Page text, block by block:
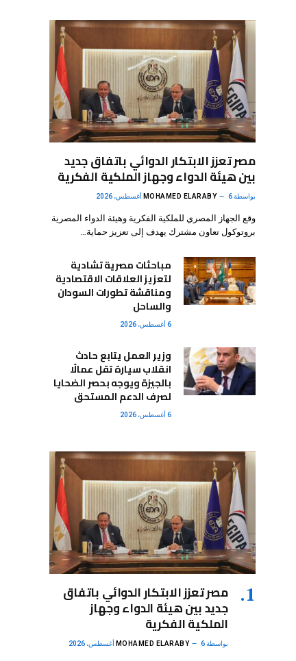
مصر تعزز الابتكار الدوائي باتفاق جديد
بين هيئة الدواء وجهاز الملكية الفكرية
بواسطة MOHAMED ELARABY 6 أغسطس، 2026
وقع الجهاز المصري للملكية الفكرية وهيئة الدواء المصرية
بروتوكول تعاون مشترك يهدف إلى تعزيز حماية…
مباحثات مصرية تشادية
لتعزيز العلاقات الاقتصادية
ومناقشة تطورات السودان
والساحل
6 أغسطس، 2026
وزير العمل يتابع حادث
انقلاب سيارة تقل عمالًا
بالجيزة ويوجه بحصر الضحايا
لصرف الدعم المستحق
6 أغسطس، 2026
مصر تعزز الابتكار الدوائي باتفاق
جديد بين هيئة الدواء وجهاز
الملكية الفكرية
بواسطة MOHAMED ELARABY 6 أغسطس، 2026